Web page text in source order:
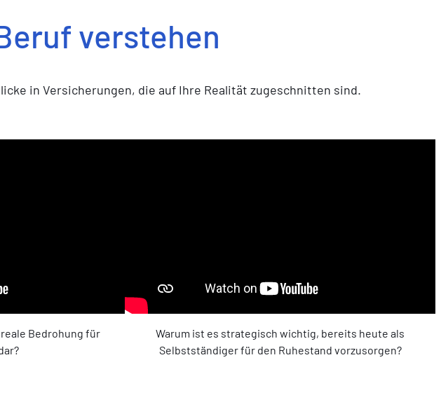
verstehen
in Versicherungen, die auf Ihre Realität zugeschnitten sind.
Bedrohung für
Warum ist es strategisch wichtig, bereits heute als
Selbstständiger für den Ruhestand vorzusorgen?